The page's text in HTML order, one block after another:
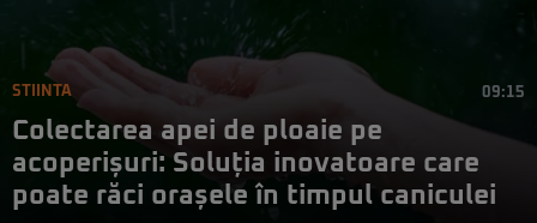
STIINTA 09:15
Colectarea apei de ploaie pe
acoperișuri: Soluția inovatoare care
poate răci orașele în timpul caniculei